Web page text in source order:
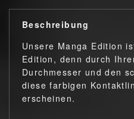
Beschreibung
Unsere Manga Edition
Edition, denn durch
Durchmesser und den
diese farbigen
erscheinen.